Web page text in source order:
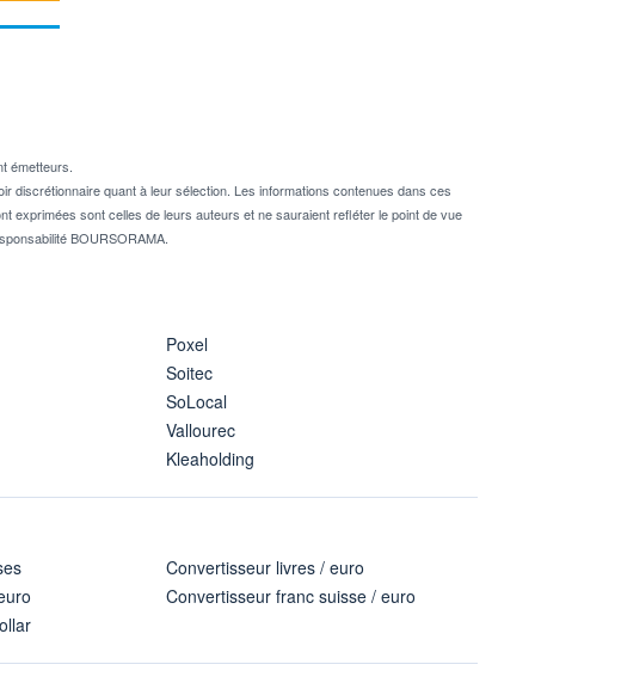
émetteurs.
discrétionnaire quant à leur sélection. Les informations contenues dans ces
exprimées sont celles de leurs auteurs et ne sauraient refléter le point de vue
BOURSORAMA.
Poxel
Soitec
SoLocal
Vallourec
Kleaholding
Convertisseur livres / euro
Convertisseur franc suisse / euro